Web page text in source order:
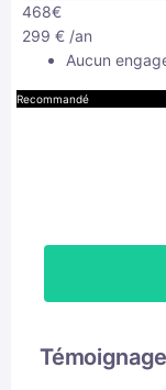
468€
299 € /an
Aucun
Recommandé